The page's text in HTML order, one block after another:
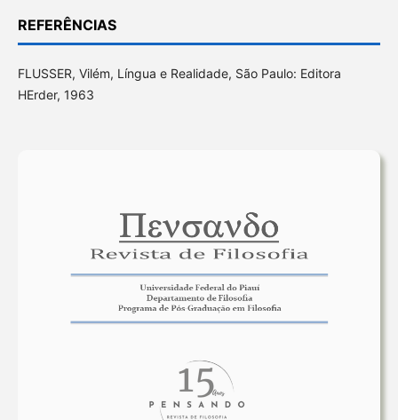
REFERÊNCIAS
FLUSSER, Vilém, Língua e Realidade, São Paulo: Editora
HErder, 1963